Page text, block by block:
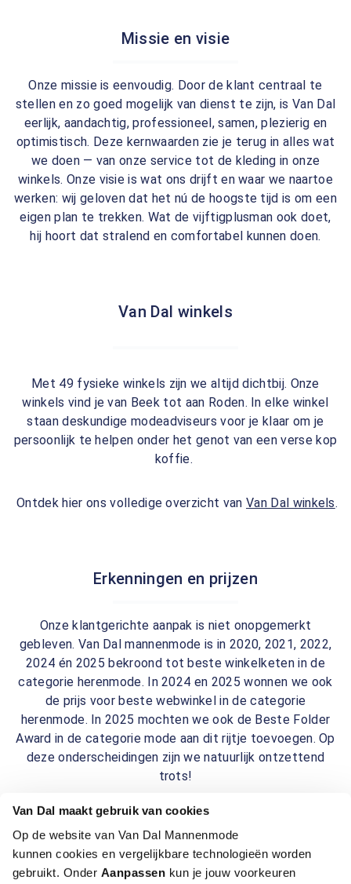
Van Dal maakt gebruik van cookies
Op de website van Van Dal Mannenmode
kunnen cookies en vergelijkbare technologieën worden
gebruikt. Onder Aanpassen kun je jouw voorkeuren
Missie en visie
Onze missie is eenvoudig. Door de klant centraal te
stellen en zo goed mogelijk van dienst te zijn, is Van Dal
eerlijk, aandachtig, professioneel, samen, plezierig en
optimistisch. Deze kernwaarden zie je terug in alles wat
we doen — van onze service tot de kleding in onze
winkels. Onze visie is wat ons drijft en waar we naartoe
werken: wij geloven dat het nú de hoogste tijd is om een
eigen plan te trekken. Wat de vijftigplusman ook doet,
hij hoort dat stralend en comfortabel kunnen doen.
Van Dal winkels
Met 49 fysieke winkels zijn we altijd dichtbij. Onze
winkels vind je van Beek tot aan Roden. In elke winkel
staan deskundige modeadviseurs voor je klaar om je
persoonlijk te helpen onder het genot van een verse kop
koffie.
Ontdek hier ons volledige overzicht van Van Dal winkels.
Erkenningen en prijzen
Onze klantgerichte aanpak is niet onopgemerkt
gebleven. Van Dal mannenmode is in 2020, 2021, 2022,
2024 én 2025 bekroond tot beste winkelketen in de
categorie herenmode. In 2024 en 2025 wonnen we ook
de prijs voor beste webwinkel in de categorie
herenmode. In 2025 mochten we ook de Beste Folder
Award in de categorie mode aan dit rijtje toevoegen. Op
deze onderscheidingen zijn we natuurlijk ontzettend
trots!